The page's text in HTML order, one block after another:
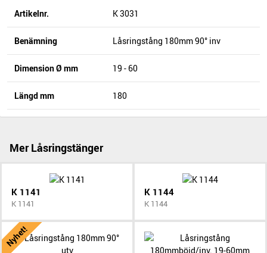
Artikelnr. K 3031
Benämning Låsringstång 180mm 90° inv
Dimension Ø mm 19 - 60
Längd mm 180
Mer Låsringstänger
K 1141
K 1141
K 1144
K 1144
Nyhet!